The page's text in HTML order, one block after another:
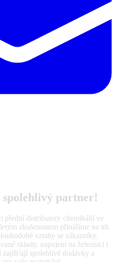
spolehlivý partner!
distributory chemikálií ve
zkušenostem přinášíme na trh
vztahy se zákazníky.
sklady, napojení na železnici i
zajišťují spolehlivé dodávky a